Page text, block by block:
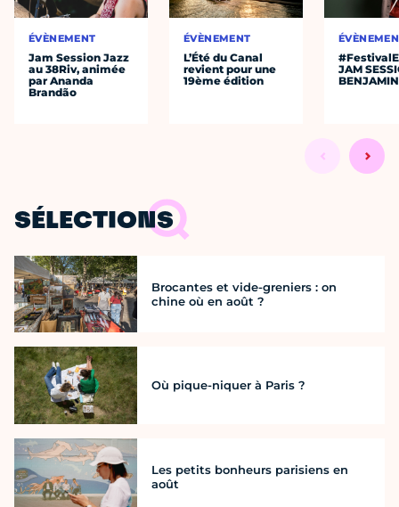
ÉVÈNEMENT
Jam Session Jazz
au 38Riv, animée
par Ananda
Brandão
ÉVÈNEMENT
L’Été du Canal
revient pour une
19ème édition
JAM
SÉLECTIONS
Brocantes et vide-greniers : on
chine où en août ?
Où pique-niquer à Paris ?
Les petits bonheurs parisiens en
août